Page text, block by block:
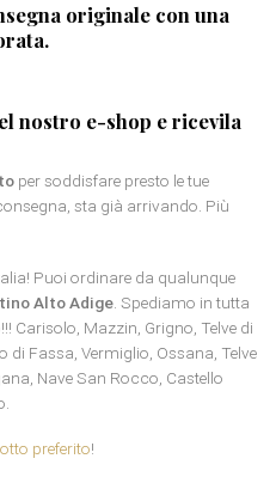
originale con una
.
nostro e-shop e ricevila
per soddisfare presto le tue
sta già arrivando. Più
Puoi ordinare da qualunque
Alto Adige . Spediamo in tutta
Carisolo, Mazzin, Grigno, Telve di
Fassa, Vermiglio, Ossana, Telve
Nave San Rocco, Castello
preferito!